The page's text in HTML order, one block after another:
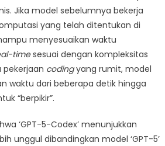
Jika model sebelumnya bekerja
yang telah ditentukan di
menyesuaikan waktu
timesesuai dengan kompleksitas
pekerjaan codingyang rumit, model
waktu dari beberapa detik hingga
“berpikir”.
‘GPT-5-Codex’ menunjukkan
unggul dibandingkan model ‘GPT-5’